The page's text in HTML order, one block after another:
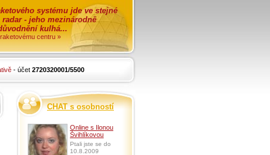
systému jde ve stejné
- jeho mezinárodně
kulhá...
centru »
- účet 2720320001/5500
CHAT s osobností
Online s Ilonou
Švihlíkovou
Ptali jste se do
10.8.2009